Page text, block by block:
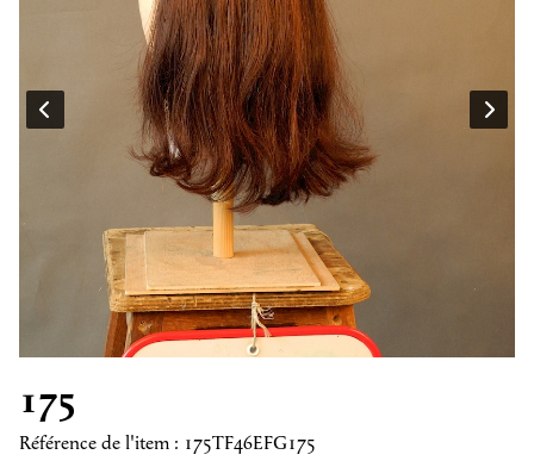
175
Référence de l'item : 175TF46EFG175